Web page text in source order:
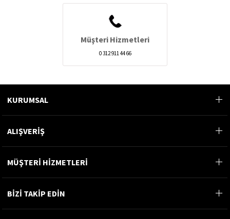
Müşteri Hizmetleri
0 312 911 44 66
KURUMSAL
ALIŞVERİŞ
MÜŞTERİ HİZMETLERİ
BİZİ TAKİP EDİN